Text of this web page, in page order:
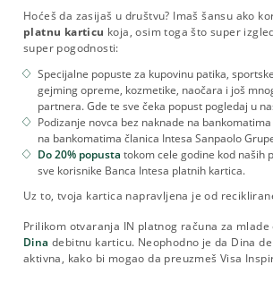
Hoćeš da zasijaš u društvu? Imaš šansu ako
platnu karticu koja, osim toga što super
super pogodnosti:
Specijalne popuste za kupovinu patika,
gejming opreme, kozmetike, naočara i još
partnera. Gde te sve čeka popust pogledaj u
Podizanje novca bez naknade na
na bankomatima članica Intesa Sanpaolo
Do 20% popusta tokom cele godine kod naših
sve korisnike Banca Intesa platnih kartica.
Uz to, tvoja kartica napravljena je od
Prilikom otvaranja IN platnog računa za mlade
Dina debitnu karticu. Neophodno je da Dina
aktivna, kako bi mogao da preuzmeš Visa